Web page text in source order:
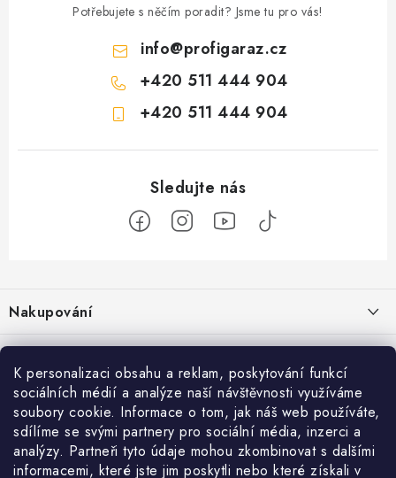
K personalizaci obsahu a reklam, poskytování funkcí
sociálních médií a analýze naší návštěvnosti využíváme
soubory cookie. Informace o tom, jak náš web používáte,
sdílíme se svými partnery pro sociální média, inzerci a
analýzy. Partneři tyto údaje mohou zkombinovat s dalšími
informacemi, které jste jim poskytli nebo které získali v
Potřebujete s něčím poradit? Jsme tu pro vás!
info@profigaraz.cz
+420 511 444 904
+420 511 444 904
p
a
Nakupování
Jak nakupovat
Obchodní podmínky
Doprava a platba
Cookies
Reklamace / vrácení zboží
Použití Dárkové poukázky
O nás
Kontakty
Služby